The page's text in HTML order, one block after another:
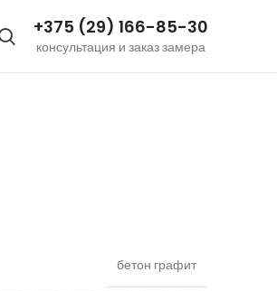
+375 (29) 166-85-30
консультация и заказ замера
бетон графит